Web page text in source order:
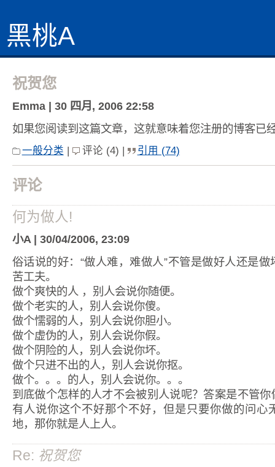
黑桃A
祝贺您
Emma | 30 四月, 2006 22:58
如果您阅读到这篇文章，这就意味着您注册的博客已
一般分类 | 评论 (4) | 引用 (74)
评论
何为做人!
小A | 30/04/2006, 23:09
俗话说的好：“做人难，难做人”不管是做好人还是
苦工夫。
做个爽快的人 ，别人会说你随便。
做个老实的人，别人会说你傻。
做个懦弱的人，别人会说你胆小。
做个虚伪的人，别人会说你假。
做个阴险的人，别人会说你坏。
做个只进不出的人，别人会说你抠。
做个。。。的人，别人会说你。。。
到底做个怎样的人才不会被别人说呢？答案是不管
有人说你这个不好那个不好，但是只要你做的问心
地，那你就是人上人。
Re: 祝贺您